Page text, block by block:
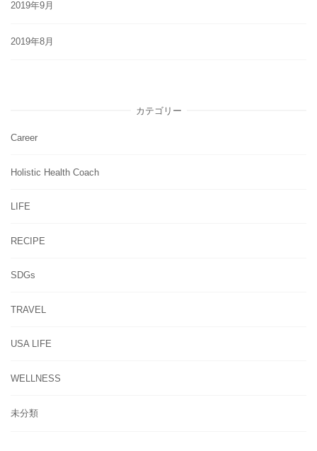
2019年9月
2019年8月
カテゴリー
Career
Holistic Health Coach
LIFE
RECIPE
SDGs
TRAVEL
USA LIFE
WELLNESS
未分類